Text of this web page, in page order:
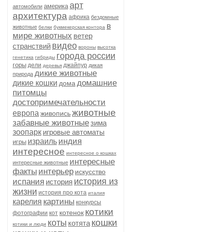
автомобили америка арт
архитектура африка бездомные
животные белки букмекерская контора в
мире животных ветер
странствий видео вороны высотка
генетика гибриды города россии
горы дели деревья джайпур дикая
природа дикие животные
дикие кошки дома домашние
питомцы
достопримечательности
европа живописьживотные
забавные животныезима
зоопарк игровые автоматы
игры израиль индия
интересное интересное о кошках
интересные животные интересные
факты интерьер искусство
испания история история из
жизни история про кота италия
карелия картины конкурсы
фотографии кот котенок котики
котики и люди коты котята кошки